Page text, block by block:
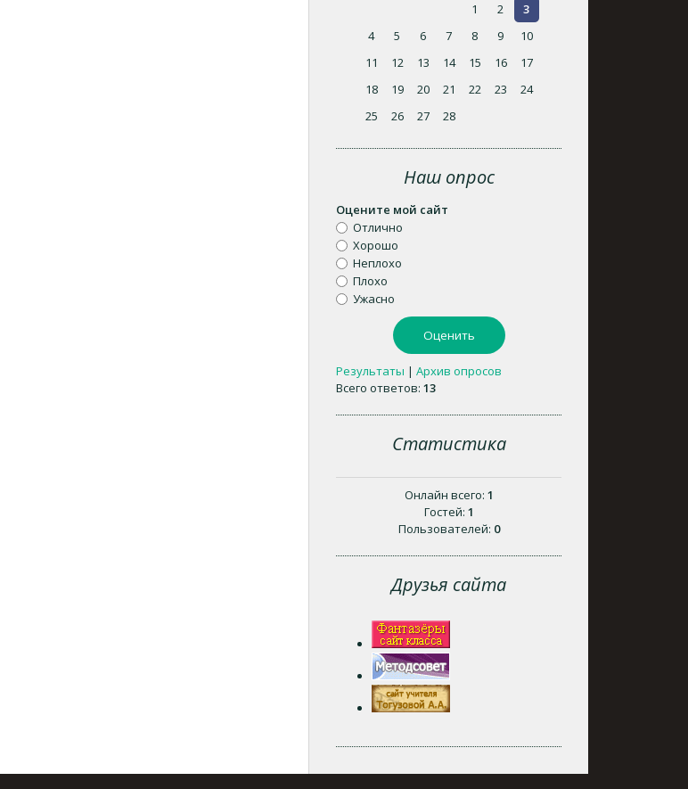
1
2
3
4
5 6 7 8 9
10
11
12 13 14 15 16
17
18
19 20 21 22 23
24
25
26 27 28
Наш опрос
Оцените мой сайт
Отлично
Хорошо
Неплохо
Плохо
Ужасно
Результаты |Архив опросов
Всего ответов:13
Статистика
Онлайн всего: 1
Гостей: 1
Пользователей: 0
Друзья сайта